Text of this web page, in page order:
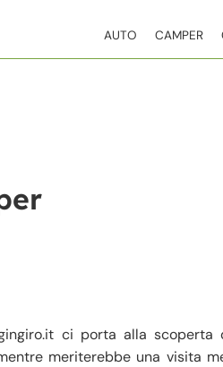
AUTO
CAMPER
ci porta alla
meriterebbe una visita